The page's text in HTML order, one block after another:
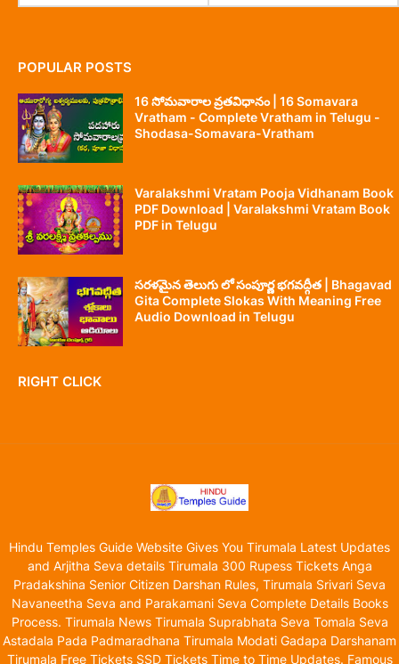
POPULAR POSTS
16 సోమవారాల వ్రతవిధానం | 16 Somavara
Vratham - Complete Vratham in Telugu -
Shodasa-Somavara-Vratham
Varalakshmi Vratam Pooja Vidhanam Book
PDF Download | Varalakshmi Vratam Book
PDF in Telugu
సరళమైన తెలుగు లో సంపూర్ణ భగవద్గీత | Bhagavad
Gita Complete Slokas With Meaning Free
Audio Download in Telugu
RIGHT CLICK
Hindu Temples Guide Website Gives You Tirumala Latest Updates
and Arjitha Seva details Tirumala 300 Rupess Tickets Anga
Pradakshina Senior Citizen Darshan Rules, Tirumala Srivari Seva
Navaneetha Seva and Parakamani Seva Complete Details Books
Process. Tirumala News Tirumala Suprabhata Seva Tomala Seva
Astadala Pada Padmaradhana Tirumala Modati Gadapa Darshanam
Tirumala Free Tickets SSD Tickets Time to Time Updates. Famous